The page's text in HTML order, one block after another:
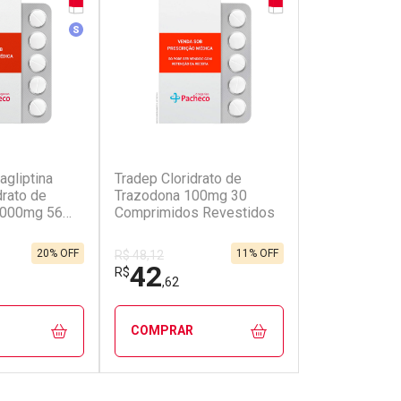
de
56
Medicamento Similar
20% OFF
Tradep Cloridrato de
Trazodona 100mg 30
Comprimidos Revestidos
R$ 48,12
R$42,62
11% OFF
COMPRAR